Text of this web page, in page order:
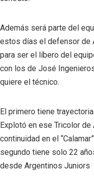
Además será parte del
estos días el defensor de
para ser el líbero del
con los de José
quiere el técnico.
El primero tiene
Explotó en ese Tricolor de
continuidad en el
segundo tiene solo 22
desde Argentinos Juniors